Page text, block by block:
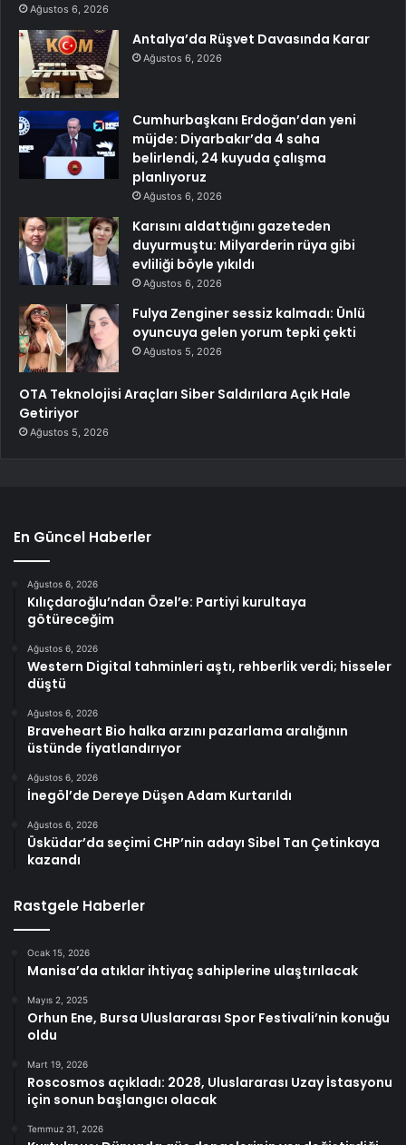
Ağustos 6, 2026
Antalya’da Rüşvet Davasında Karar
Ağustos 6, 2026
Cumhurbaşkanı Erdoğan’dan yeni
müjde: Diyarbakır’da 4 saha
belirlendi, 24 kuyuda çalışma
planlıyoruz
Ağustos 6, 2026
Karısını aldattığını gazeteden
duyurmuştu: Milyarderin rüya gibi
evliliği böyle yıkıldı
Ağustos 6, 2026
Fulya Zenginer sessiz kalmadı: Ünlü
oyuncuya gelen yorum tepki çekti
Ağustos 5, 2026
OTA Teknolojisi Araçları Siber Saldırılara Açık Hale
Getiriyor
Ağustos 5, 2026
En Güncel Haberler
Ağustos 6, 2026
Kılıçdaroğlu’ndan Özel’e: Partiyi kurultaya
götüreceğim
Ağustos 6, 2026
Western Digital tahminleri aştı, rehberlik verdi; hisseler
düştü
Ağustos 6, 2026
Braveheart Bio halka arzını pazarlama aralığının
üstünde fiyatlandırıyor
Ağustos 6, 2026
İnegöl’de Dereye Düşen Adam Kurtarıldı
Ağustos 6, 2026
Üsküdar’da seçimi CHP’nin adayı Sibel Tan Çetinkaya
kazandı
Rastgele Haberler
Ocak 15, 2026
Manisa’da atıklar ihtiyaç sahiplerine ulaştırılacak
Mayıs 2, 2025
Orhun Ene, Bursa Uluslararası Spor Festivali’nin konuğu
oldu
Mart 19, 2026
Roscosmos açıkladı: 2028, Uluslararası Uzay İstasyonu
için sonun başlangıcı olacak
Temmuz 31, 2026